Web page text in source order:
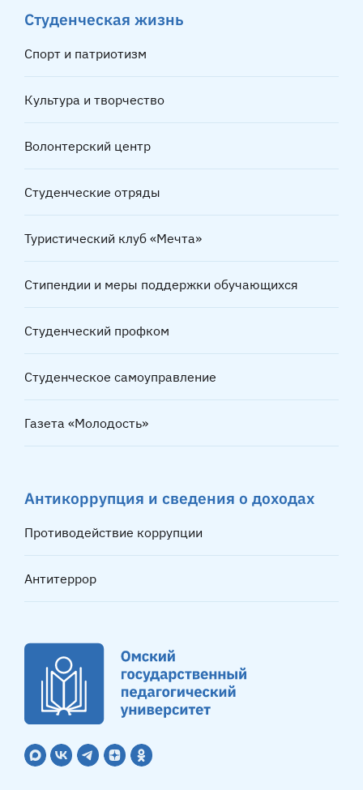
Студенческая жизнь
Спорт и патриотизм
Культура и творчество
Волонтерский центр
Студенческие отряды
Туристический клуб «Мечта»
Стипендии и меры поддержки обучающихся
Студенческий профком
Студенческое самоуправление
Газета «Молодость»
Антикоррупция и сведения о доходах
Противодействие коррупции
Антитеррор